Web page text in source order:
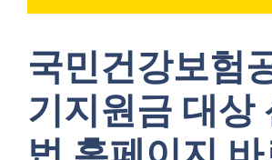
국민건강보험
기지원금 대상